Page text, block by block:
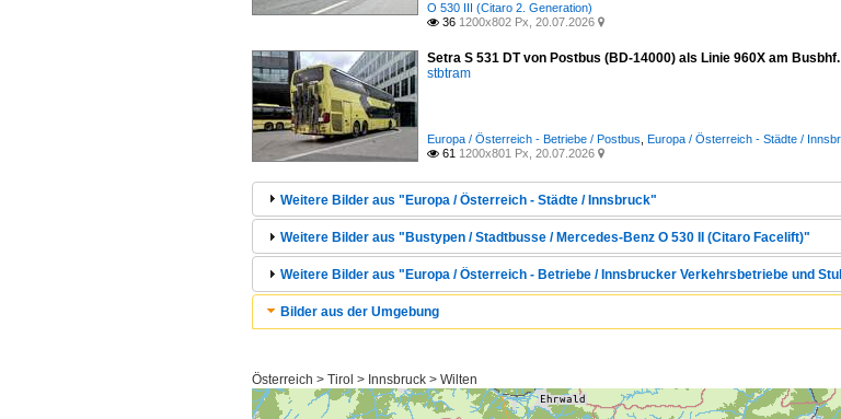
O 530 III (Citaro 2. Generation)
 36 1200x802 Px, 20.07.2026 
Setra S 531 DT von Postbus (BD-14000) als Linie 960X am
stbtram
Europa / Österreich - Betriebe / Postbus Europa / Österreich - Städte /
 61 1200x801 Px, 20.07.2026 
Weitere Bilder aus "Europa / Österreich - Städte / Innsbruck"
Weitere Bilder aus "Bustypen / Stadtbusse / Mercedes-Benz O 530 II (Citaro Facelift)"
Weitere Bilder aus "Europa / Österreich - Betriebe / Innsbrucker Verkehrsbetriebe und
Bilder aus der Umgebung
Österreich > Tirol > Innsbruck > Wilten